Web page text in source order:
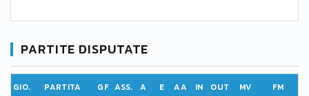
PARTITE DISPUTATE
GIO. PARTITA GF ASS. A E AA IN OUT MV FM